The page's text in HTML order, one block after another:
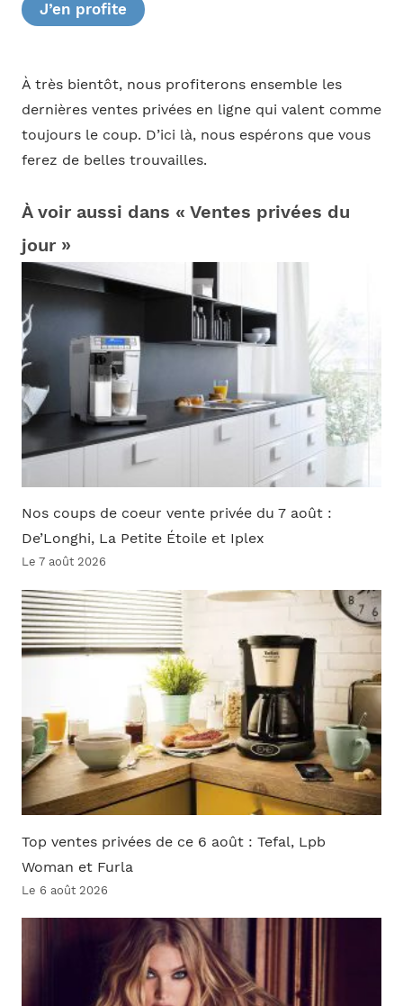
J’en profite
À très bientôt, nous profiterons ensemble les
dernières ventes privées en ligne qui valent comme
toujours le coup. D’ici là, nous espérons que vous
ferez de belles trouvailles.
À voir aussi dans « Ventes privées du
jour »
Nos coups de coeur vente privée du 7 août :
De’Longhi, La Petite Étoile et Iplex
Le 7 août 2026
Top ventes privées de ce 6 août : Tefal, Lpb
Woman et Furla
Le 6 août 2026